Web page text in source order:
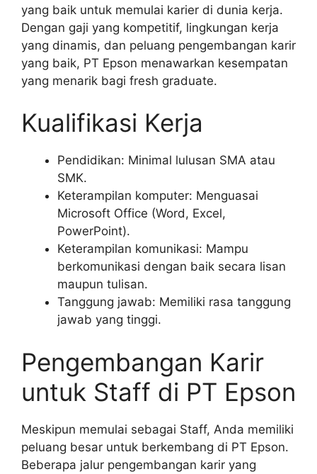
yang baik untuk memulai karier di dunia kerja.
Dengan gaji yang kompetitif, lingkungan kerja
yang dinamis, dan peluang pengembangan karir
yang baik, PT Epson menawarkan kesempatan
yang menarik bagi fresh graduate.
Kualifikasi Kerja
Pendidikan: Minimal lulusan SMA atau
SMK.
Keterampilan komputer: Menguasai
Microsoft Office (Word, Excel,
PowerPoint).
Keterampilan komunikasi: Mampu
berkomunikasi dengan baik secara lisan
maupun tulisan.
Tanggung jawab: Memiliki rasa tanggung
jawab yang tinggi.
Pengembangan Karir
untuk Staff di PT Epson
Meskipun memulai sebagai Staff, Anda memiliki
peluang besar untuk berkembang di PT Epson.
Beberapa jalur pengembangan karir yang